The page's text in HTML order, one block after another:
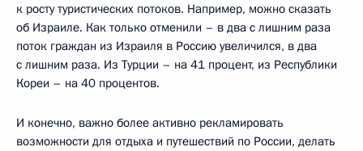
к росту туристических потоков. Например, можно сказать
об Израиле. Как только отменили – в два с лишним раза
поток граждан из Израиля в Россию увеличился, в два
с лишним раза. Из Турции – на 41 процент, из Республики
Кореи – на 40 процентов.
И конечно, важно более активно рекламировать
возможности для отдыха и путешествий по России, делать